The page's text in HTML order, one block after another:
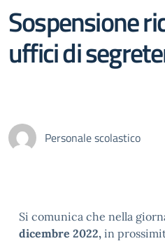
Sospensione
uffici di
Personale scolastico
Si comunica che nella
dicembre 2022, in